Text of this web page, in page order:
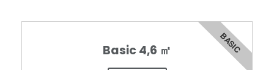
Basic 4,6 ㎡ BASIC